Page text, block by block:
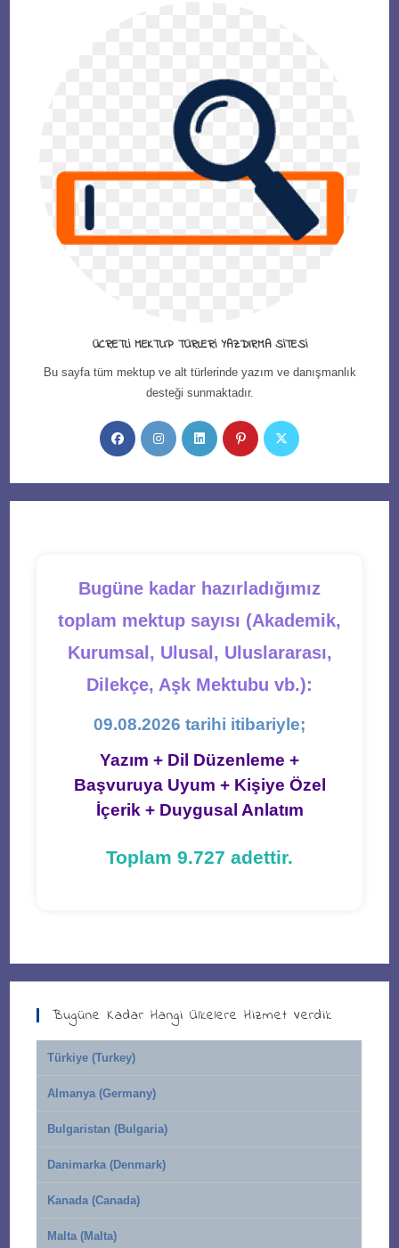
ÜCRETLI MEKTUP TÜRLERI YAZDIRMA SITESI
Bu sayfa tüm mektup ve alt türlerinde yazım ve danışmanlık
desteği sunmaktadır.
Opens
in
new
Opens
in
new
Opens
in
new
Opens
in
new
Opens
new
Bugüne kadar hazırladığımız
toplam mektup sayısı (Akademik,
Kurumsal, Ulusal, Uluslararası,
Dilekçe, Aşk Mektubu vb.):
09.08.2026 tarihi itibariyle;
Yazım + Dil Düzenleme +
Başvuruya Uyum + Kişiye Özel
İçerik + Duygusal Anlatım
Toplam 9.727 adettir.
Bugüne Kadar Hangi Ülkelere Hizmet Verdik
Türkiye (Turkey)
Almanya (Germany)
Bulgaristan (Bulgaria)
Danimarka (Denmark)
Kanada (Canada)
Malta (Malta)